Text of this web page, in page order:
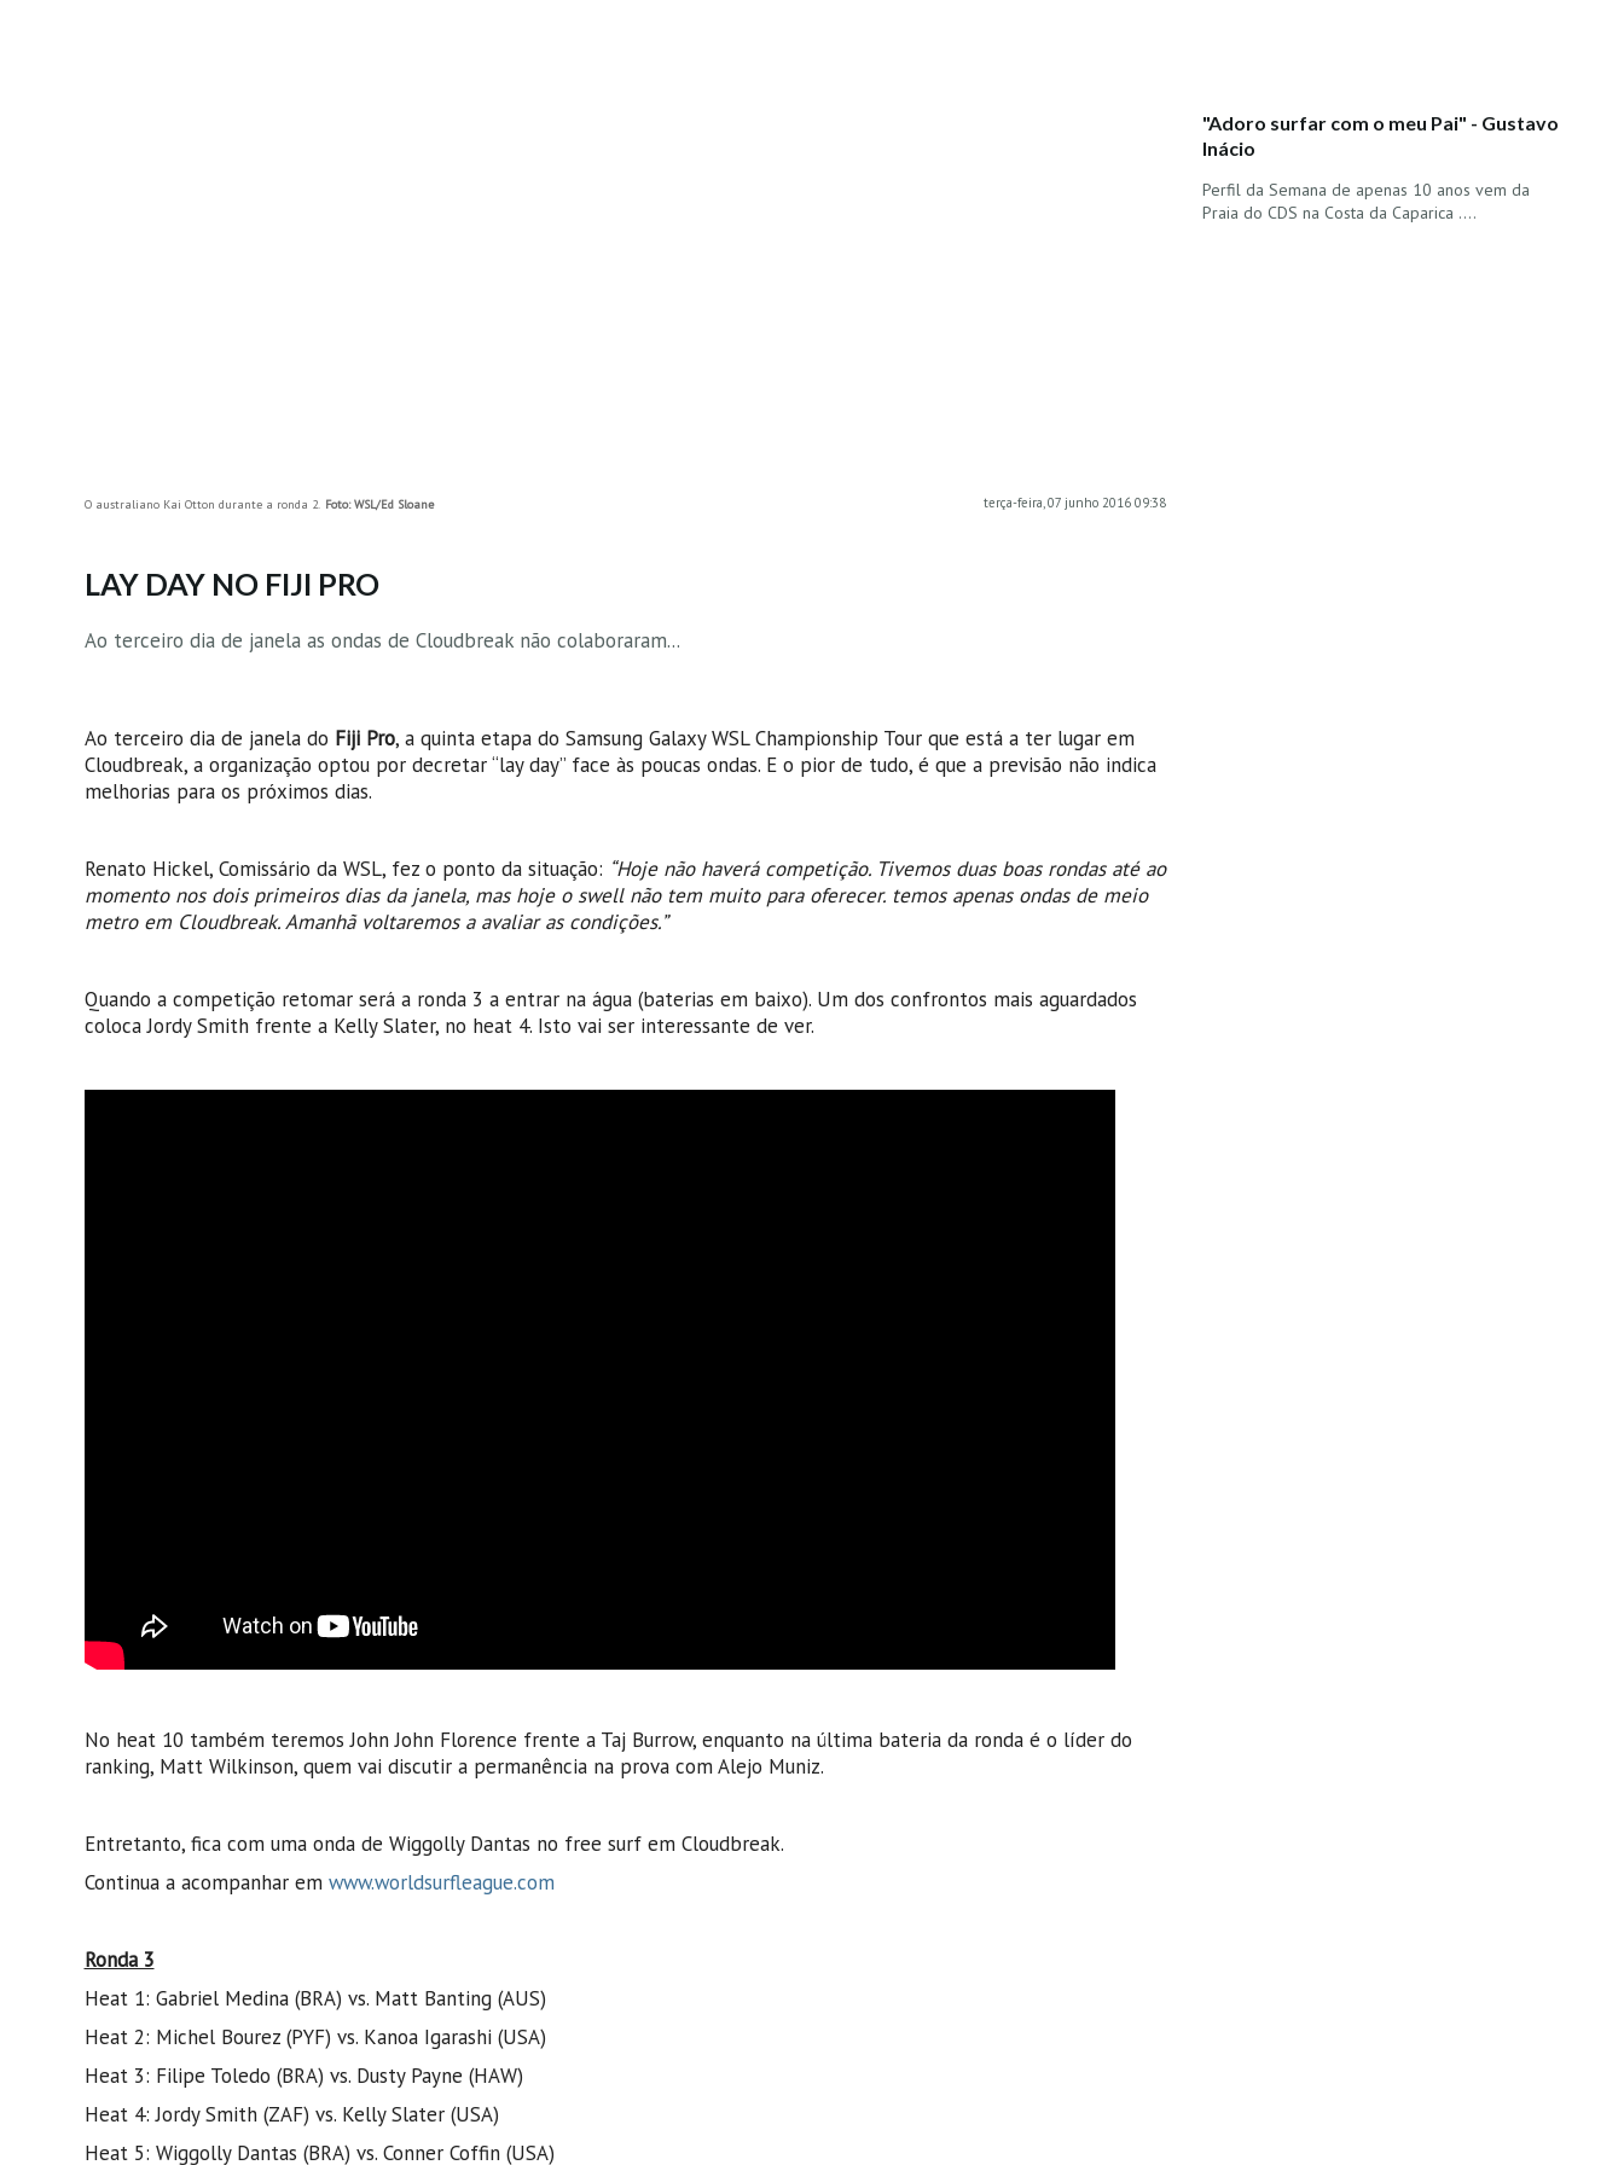
O australiano Kai Otton durante a ronda 2. Foto: WSL/Ed Sloane terça-feira, 07 junho 2016 09:38
LAY DAY NO FIJI PRO
Ao terceiro dia de janela as ondas de Cloudbreak não colaboraram...
Ao terceiro dia de janela do Fiji Pro, a quinta etapa do Samsung Galaxy WSL Championship Tour que está a ter lugar em
Cloudbreak, a organização optou por decretar “lay day” face às poucas ondas. E o pior de tudo, é que a previsão não indica
melhorias para os próximos dias.
Renato Hickel, Comissário da WSL, fez o ponto da situação: “Hoje não haverá competição. Tivemos duas boas rondas até ao
momento nos dois primeiros dias da janela, mas hoje o swell não tem muito para oferecer. temos apenas ondas de meio
metro em Cloudbreak. Amanhã voltaremos a avaliar as condições.”
Quando a competição retomar será a ronda 3 a entrar na água (baterias em baixo). Um dos confrontos mais aguardados
coloca Jordy Smith frente a Kelly Slater, no heat 4. Isto vai ser interessante de ver.
No heat 10 também teremos John John Florence frente a Taj Burrow, enquanto na última bateria da ronda é o líder do
ranking, Matt Wilkinson, quem vai discutir a permanência na prova com Alejo Muniz.
Entretanto, fica com uma onda de Wiggolly Dantas no free surf em Cloudbreak.
Continua a acompanhar em www.worldsurfleague.com
Ronda 3
Heat 1: Gabriel Medina (BRA) vs. Matt Banting (AUS)
Heat 2: Michel Bourez (PYF) vs. Kanoa Igarashi (USA)
Heat 3: Filipe Toledo (BRA) vs. Dusty Payne (HAW)
Heat 4: Jordy Smith (ZAF) vs. Kelly Slater (USA)
Heat 5: Wiggolly Dantas (BRA) vs. Conner Coffin (USA)
"Adoro surfar com o meu Pai" - Gustavo
Inácio
Perfil da Semana de apenas 10 anos vem da
Praia do CDS na Costa da Caparica ....